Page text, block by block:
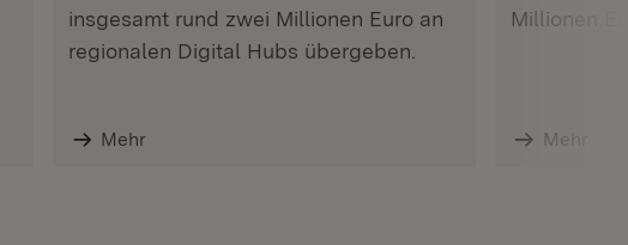
insgesamt rund zwei Millionen Euro an
regionalen Digital Hubs übergeben.
Mehr
Millionen
Mehr